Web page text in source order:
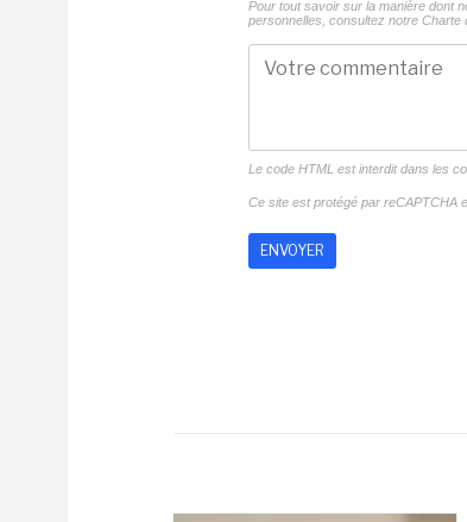
Pour tout savoir sur la manière dont
personnelles, consultez notre Charte
Le code HTML est interdit dans les
Ce site est protégé par reCAPTCHA